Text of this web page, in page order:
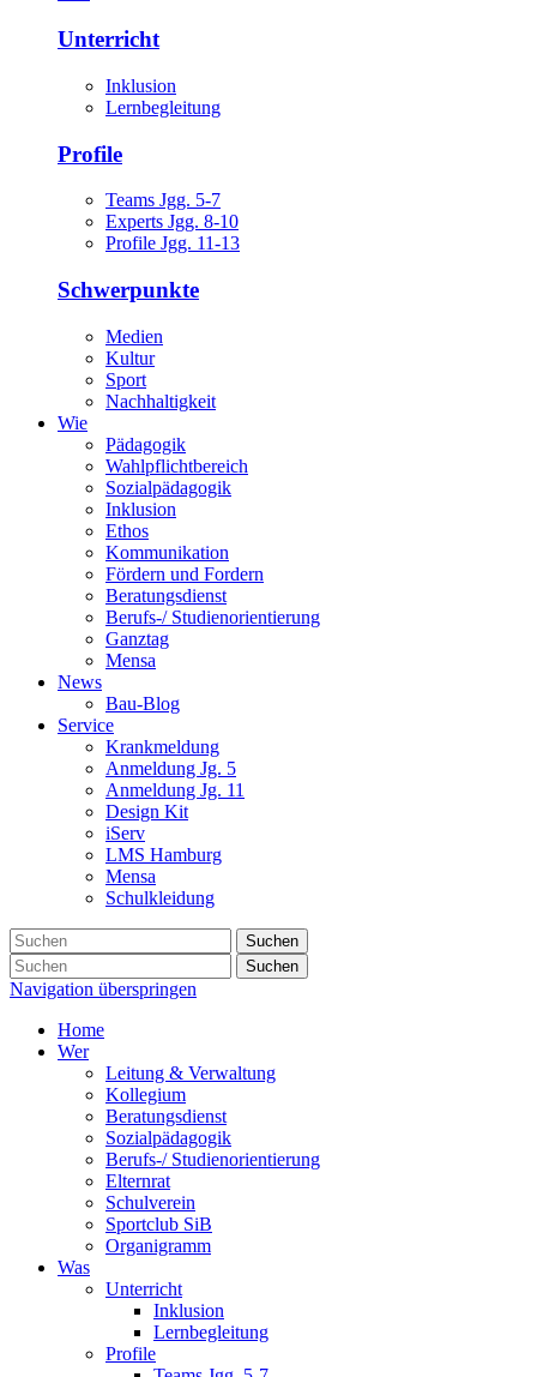
Unterricht
Inklusion
Lernbegleitung
Profile
Teams Jgg. 5-7
Experts Jgg. 8-10
Profile Jgg. 11-13
Schwerpunkte
Medien
Kultur
Sport
Nachhaltigkeit
Wie
Pädagogik
Wahlpflichtbereich
Sozialpädagogik
Inklusion
Ethos
Kommunikation
Fördern und Fordern
Beratungsdienst
Berufs-/ Studienorientierung
Ganztag
Mensa
News
Bau-Blog
Service
Krankmeldung
Anmeldung Jg. 5
Anmeldung Jg. 11
Design Kit
iServ
LMS Hamburg
Mensa
Schulkleidung
Suchen
Suchen
Navigation überspringen
Home
Wer
Leitung & Verwaltung
Kollegium
Beratungsdienst
Sozialpädagogik
Berufs-/ Studienorientierung
Elternrat
Schulverein
Sportclub SiB
Organigramm
Was
Unterricht
Inklusion
Lernbegleitung
Profile